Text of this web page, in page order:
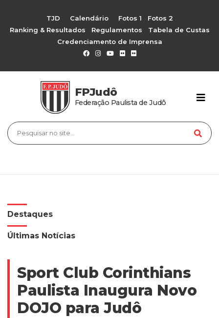
TJD Calendário Fotos 1
Fotos 2
Ranking & Resultados
Regulamentos
Tabela de Custas
Credenciamento de Imprensa
FPJudô
Federação Paulista de Judô
Destaques
Últimas Notícias
Sport Club Corinthians
Paulista Inaugura Novo
DOJO para Judô